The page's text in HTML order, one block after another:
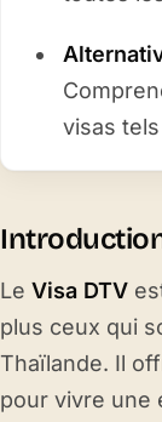
visas tels
Le Visa DTV
plus ceux qui
Thaïlande. Il
pour vivre une